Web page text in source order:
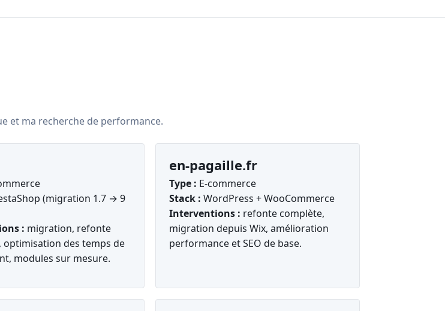
et ma recherche de performance.
(migration 1.7 → 9
: migration, refonte
optimisation des temps de
modules sur mesure.
en-pagaille.fr
Type : E-commerce
Stack : WordPress + WooCommerce
Interventions : refonte complète,
migration depuis Wix, amélioration
performance et SEO de base.